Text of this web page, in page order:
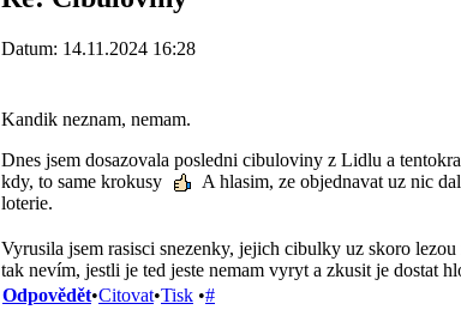
Datum: 14.11.2024 16:28
Kandik neznam, nemam.
Dnes jsem dosazovala posledni cibuloviny z Lidlu a
kdy, to same krokusy
A hlasim, ze objednavat uz nic
loterie.
Vyrusila jsem rasisci snezenky, jejich cibulky uz skoro
tak nevím, jestli je ted jeste nemam vyryt a zkusit je dostat
Odpovědět•Citovat•Tisk •#